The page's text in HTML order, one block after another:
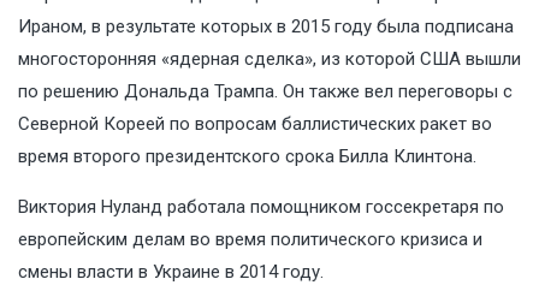
Ираном, в результате которых в 2015 году была подписана
многосторонняя «ядерная сделка», из которой США вышли
по решению Дональда Трампа. Он также вел переговоры с
Северной Кореей по вопросам баллистических ракет во
время второго президентского срока Билла Клинтона.
Виктория Нуланд работала помощником госсекретаря по
европейским делам во время политического кризиса и
смены власти в Украине в 2014 году.